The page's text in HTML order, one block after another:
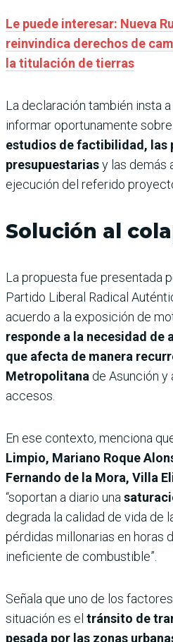
Le puede interesar: Nueva
reinvindica derechos de
la titulación de tierras
La declaración también insta
informar oportunamente
estudios de factibilidad, las
presupuestariasy las demás
ejecución del referido
Solución al
La propuesta fue presentada
Partido Liberal Radical
acuerdo a la exposición de
responde a la necesidad de
que afecta de manera
Metropolitana de Asunción y
accesos.
En ese contexto, menciona
Limpio, Mariano Roque
Fernando de la Mora, Villa
“soportan a diario una
degrada la calidad de vida de
pérdidas millonarias en horas
ineficiente de combustible”.
Señala que uno de los
situación es el tránsito de
pesada por las zonas